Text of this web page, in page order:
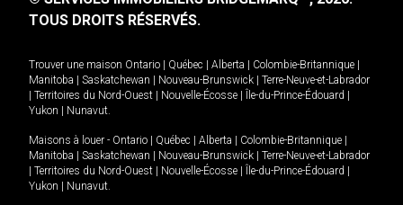
TOUS DROITS RÉSERVÉS.
Trouver une maison Ontario Québec Alberta Colombie-Britannique
Manitoba
Saskatchewan Nouveau-Brunswick
Terre-Neuve-et-Labrador
Territoires du Nord-Ouest Nouvelle-Écosse Île-du-Prince-Édouard
Yukon
Nunavut.
Maisons à louer - Ontario Québec Alberta Colombie-Britannique
Manitoba
Saskatchewan Nouveau-Brunswick
Terre-Neuve-et-Labrador
Territoires du Nord-Ouest Nouvelle-Écosse Île-du-Prince-Édouard
Yukon
Nunavut.